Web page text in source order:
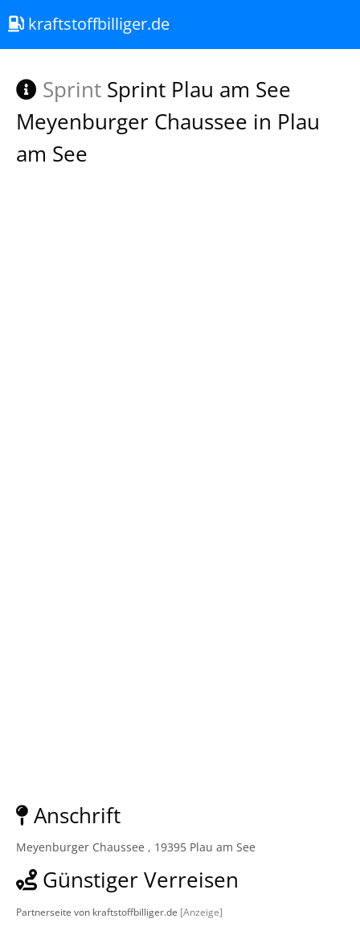
kraftstoffbilliger.de
Sprint Sprint Plau am See
Meyenburger Chaussee in Plau
am See
Anschrift
Meyenburger Chaussee , 19395 Plau am See
Günstiger Verreisen
Partnerseite von kraftstoffbilliger.de [Anzeige]